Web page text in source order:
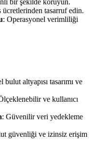
ücretlerinden tasarruf edin.
: Operasyonel verimliliği
altyapısı tasarımı ve
ve kullanıcı
: Güvenilir veri yedekleme
güvenliği ve izinsiz erişim